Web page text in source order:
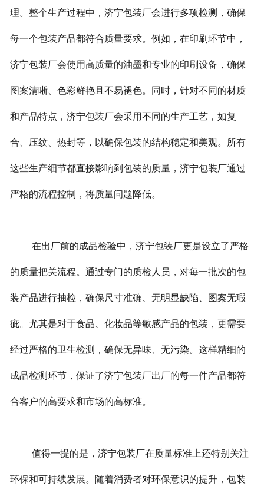
理。整个生产过程中，济宁包装厂会进行多项检测，确保
每一个包装产品都符合质量要求。例如，在印刷环节中，
济宁包装厂会使用高质量的油墨和专业的印刷设备，确保
图案清晰、色彩鲜艳且不易褪色。同时，针对不同的材质
和产品特点，济宁包装厂会采用不同的生产工艺，如复
合、压纹、热封等，以确保包装的结构稳定和美观。所有
这些生产细节都直接影响到包装的质量，济宁包装厂通过
严格的流程控制，将质量问题降低。
在出厂前的成品检验中，济宁包装厂更是设立了严格
的质量把关流程。通过专门的质检人员，对每一批次的包
装产品进行抽检，确保尺寸准确、无明显缺陷、图案无瑕
疵。尤其是对于食品、化妆品等敏感产品的包装，更需要
经过严格的卫生检测，确保无异味、无污染。这样精细的
成品检测环节，保证了济宁包装厂出厂的每一件产品都符
合客户的高要求和市场的高标准。
值得一提的是，济宁包装厂在质量标准上还特别关注
环保和可持续发展。随着消费者对环保意识的提升，包装